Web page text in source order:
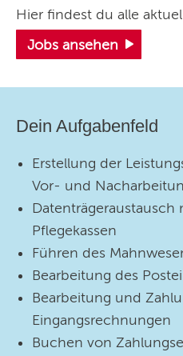
Pflegedienst
Aktuelles,
Hier findest du alle
Jobs ansehen
Dein Aufgabenfeld
Erstellung der
Vor- und
Datenträgeraustausch
Pflegekassen
Führen des
Bearbeitung des
Bearbeitung und
Eingangsrechnungen
Buchen von